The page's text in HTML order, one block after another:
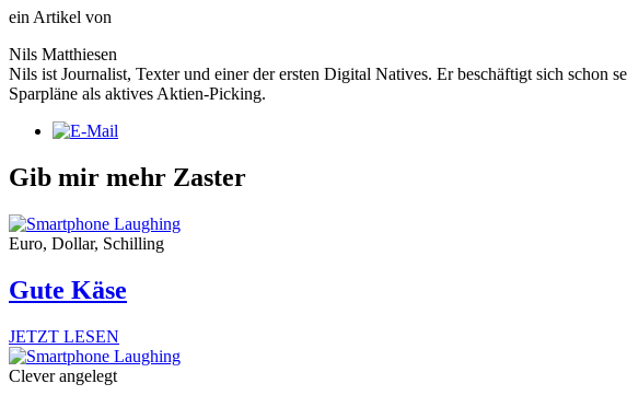
ein Artikel von
Nils Matthiesen
Nils ist Journalist, Texter und einer der ersten Digital Natives. Er beschäftigt sich schon
Sparpläne als aktives Aktien-Picking.
Gib mir mehr Zaster
Euro, Dollar, Schilling
Gute Käse
JETZT LESEN
Clever angelegt